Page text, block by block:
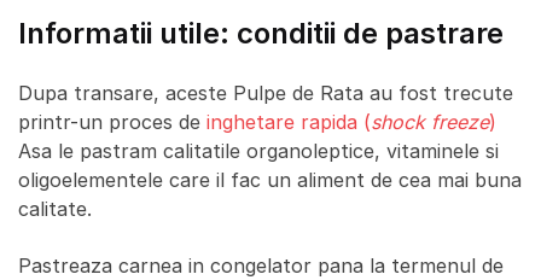
Informatii utile: conditii de pastrare
Dupa transare, aceste Pulpe de Rata au fost trecute
printr-un proces de inghetare rapida (shock freeze)
Asa le pastram calitatile organoleptice, vitaminele si
oligoelementele care il fac un aliment de cea mai buna
calitate.
Pastreaza carnea in congelator pana la termenul de